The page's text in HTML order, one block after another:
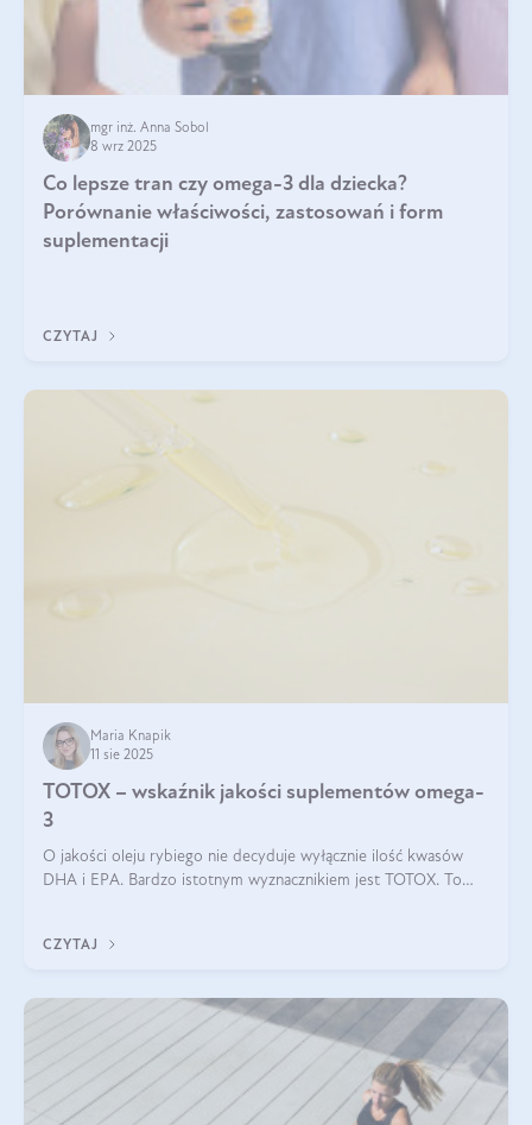
mgr inż. Anna Sobol
8 wrz 2025
Co lepsze tran czy omega-3 dla dziecka?
Porównanie właściwości, zastosowań i form
suplementacji
CZYTAJ
Maria Knapik
11 sie 2025
TOTOX – wskaźnik jakości suplementów omega-
3
O jakości oleju rybiego nie decyduje wyłącznie ilość kwasów
DHA i EPA. Bardzo istotnym wyznacznikiem jest TOTOX. To
CZYTAJ